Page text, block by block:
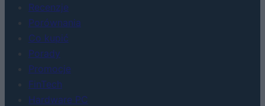
Recenzje
Porównania
Co kupić
Porady
Promocje
FinTech
Hardware PC